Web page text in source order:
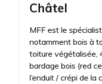
Châtel
MFF est le
notamment bois à
toiture végétalisée,
bardage bois (red
l’enduit / crépi de la